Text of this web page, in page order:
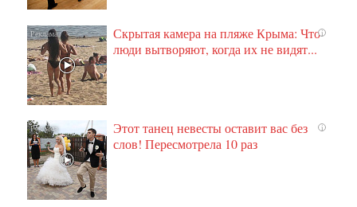
i
Скрытая камера на пляже Крыма: Что
люди вытворяют, когда их не видят...
i
Этот танец невесты оставит вас без
слов! Пересмотрела 10 раз